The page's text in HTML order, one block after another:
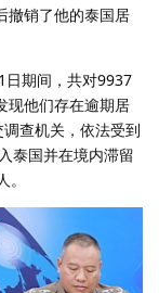
撤销了他的泰国居
日期间，共对9937
现他们存在逾期居
查机关，依法受到
泰国并在境内滞留